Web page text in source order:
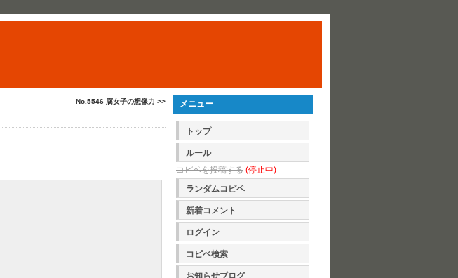
No.5546 腐女子の想像力 >> メニュー
トップ
ルール
コピペを投稿する (停止中)
ランダムコピペ
新着コメント
ログイン
コピペ検索
お知らせブログ